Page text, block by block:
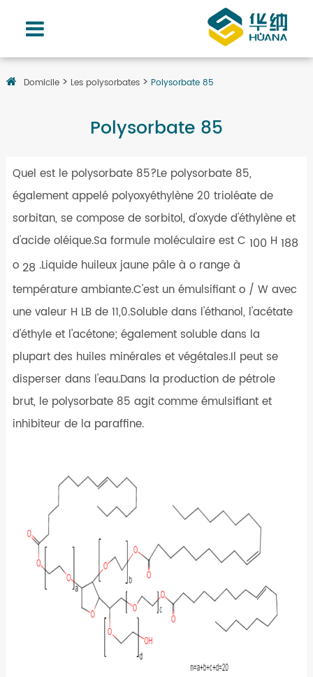
Domicile Les polysorbates Polysorbate 85
Polysorbate 85
Quel est le polysorbate 85?Le polysorbate 85,
également appelé polyoxyéthylène 20 trioléate de
sorbitan, se compose de sorbitol, d'oxyde d'éthylène et
d'acide oléique.Sa formule moléculaire est C 100 H 188
o 28 .Liquide huileux jaune pâle à o range à
température ambiante.C'est un émulsifiant o / W avec
une valeur H LB de 11,0.Soluble dans l'éthanol, l'acétate
d'éthyle et l'acétone; également soluble dans la
plupart des huiles minérales et végétales.Il peut se
disperser dans l'eau.Dans la production de pétrole
brut, le polysorbate 85 agit comme émulsifiant et
inhibiteur de la paraffine.